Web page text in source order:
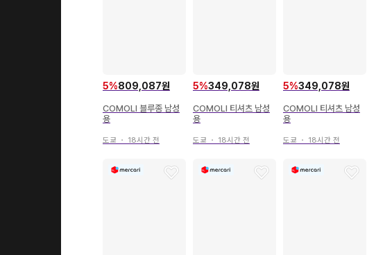
5%809,087원
COMOLI 블루종 남성
용
도쿄 ・ 18시간 전
5%349,078원
COMOLI 티셔츠 남성
용
도쿄 ・ 18시간 전
5%349,078원
COMOLI 티셔츠 남성
용
도쿄 ・ 18시간 전